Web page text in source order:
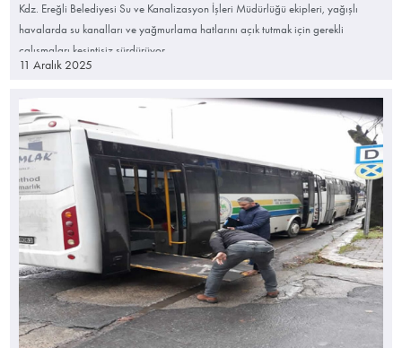
Kdz. Ereğli Belediyesi Su ve Kanalizasyon İşleri Müdürlüğü ekipleri, yağışlı
havalarda su kanalları ve yağmurlama hatlarını açık tutmak için gerekli
çalışmaları kesintisiz sürdürüyor.
11 Aralık 2025